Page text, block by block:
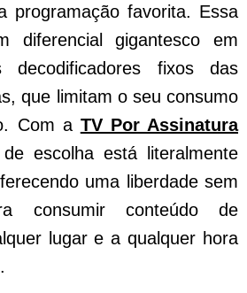
programação favorita. Essa
diferencial gigantesco em
decodificadores fixos das
que limitam o seu consumo
Com a TV Por Assinatura
escolha está literalmente
uma liberdade sem
consumir conteúdo de
lugar e a qualquer hora